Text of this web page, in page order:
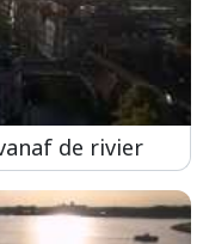
de rivier